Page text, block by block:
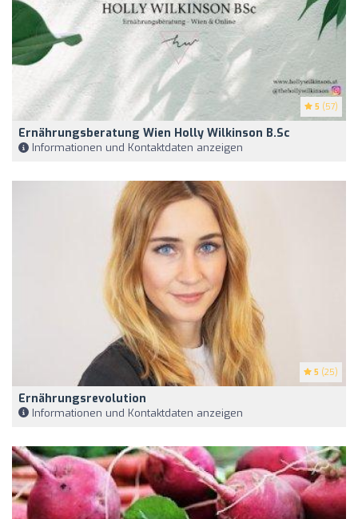
5 (57)
Ernährungsberatung Wien Holly Wilkinson B.Sc
Informationen und Kontaktdaten anzeigen
5 (25)
Ernährungsrevolution
Informationen und Kontaktdaten anzeigen